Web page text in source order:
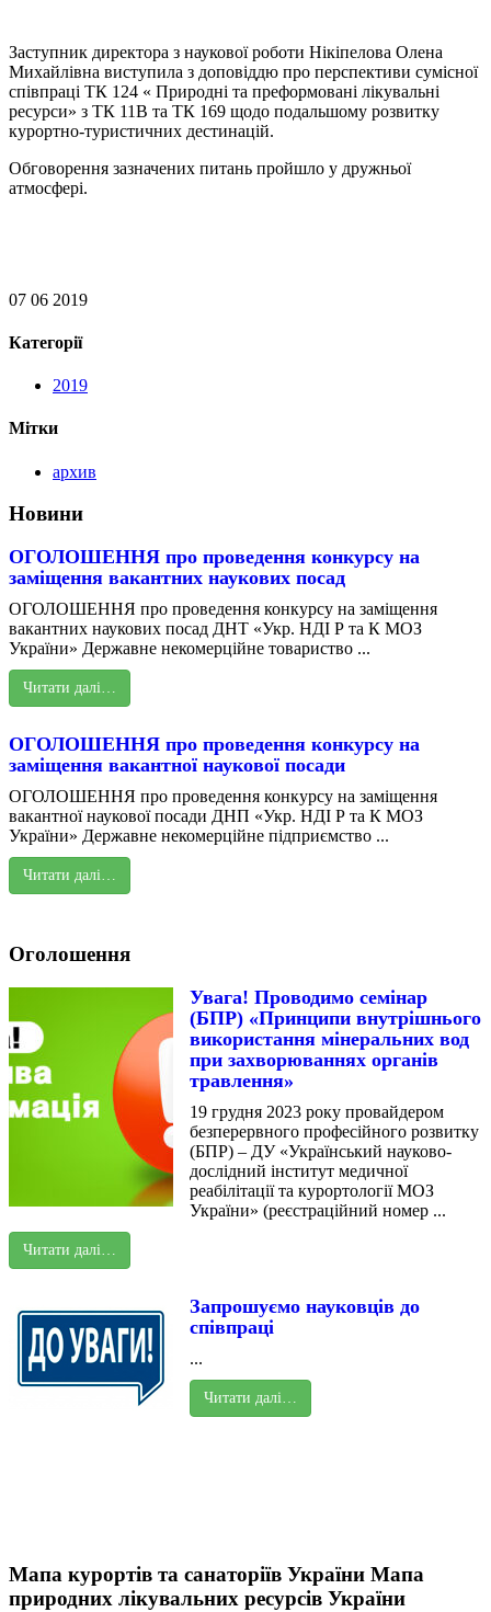
Заступник директора з наукової роботи Нікіпелова Олена
Михайлівна виступила з доповіддю про перспективи сумісної
співпраці ТК 124 « Природні та преформовані лікувальні
ресурси» з ТК 11В та ТК 169 щодо подальшому розвитку
курортно-туристичних дестинацій.
Обговорення зазначених питань пройшло у дружньої
атмосфері.
07 06 2019
Категорії
2019
Мітки
архив
Новини
ОГОЛОШЕННЯ про проведення конкурсу на
заміщення вакантних наукових посад
ОГОЛОШЕННЯ про проведення конкурсу на заміщення
вакантних наукових посад ДНТ «Укр. НДІ Р та К МОЗ
України» Державне некомерційне товариство ...
Читати далі…
ОГОЛОШЕННЯ про проведення конкурсу на
заміщення вакантної наукової посади
ОГОЛОШЕННЯ про проведення конкурсу на заміщення
вакантної наукової посади ДНП «Укр. НДІ Р та К МОЗ
України» Державне некомерційне підприємство ...
Читати далі…
Оголошення
Увага! Проводимо семінар
(БПР) «Принципи внутрішнього
використання мінеральних вод
при захворюваннях органів
травлення»
19 грудня 2023 року провайдером
безперервного професійного розвитку
(БПР) – ДУ «Український науково-
дослідний інститут медичної
реабілітації та курортології МОЗ
України» (реєстраційний номер ...
Читати далі…
Запрошуємо науковців до
співпраці
...
Читати далі…
Мапа курортів та санаторіїв України Мапа
природних лікувальних ресурсів України